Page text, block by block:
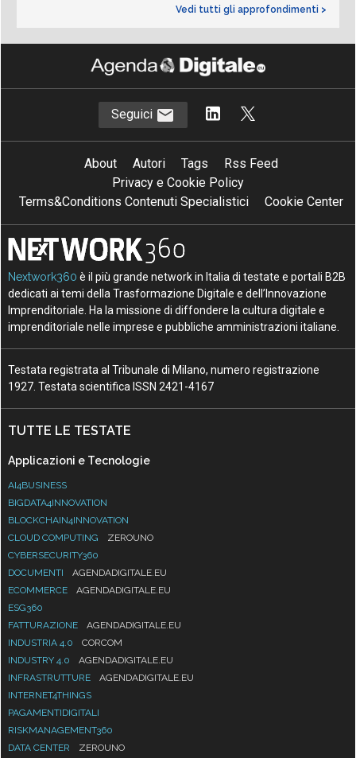
Vedi tutti gli approfondimenti >
Seguici
About Autori Tags
Rss Feed
Privacy e Cookie Policy
Terms&Conditions Contenuti Specialistici
Cookie Center
Nextwork360 è il più grande network in Italia di testate e portali B2B
dedicati ai temi della Trasformazione Digitale e dell’Innovazione
Imprenditoriale. Ha la missione di diffondere la cultura digitale e
imprenditoriale nelle imprese e pubbliche amministrazioni italiane.
Testata registrata al Tribunale di Milano, numero registrazione
1927. Testata scientifica ISSN 2421-4167
TUTTE LE TESTATE
Applicazioni e Tecnologie
AI4BUSINESS
BIGDATA4INNOVATION
BLOCKCHAIN4INNOVATION
CLOUD COMPUTING
ZEROUNO
CYBERSECURITY360
DOCUMENTI
AGENDADIGITALE.EU
ECOMMERCE
AGENDADIGITALE.EU
ESG360
FATTURAZIONE
AGENDADIGITALE.EU
INDUSTRIA 4.0
CORCOM
INDUSTRY 4.0
AGENDADIGITALE.EU
INFRASTRUTTURE
AGENDADIGITALE.EU
INTERNET4THINGS
PAGAMENTIDIGITALI
RISKMANAGEMENT360
DATA CENTER
ZEROUNO